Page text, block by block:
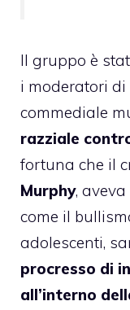
Il gruppo è
i moderatori
commediale
razziale
fortuna che il
Murphy,
come il
adolescenti,
procresso di
all’interno